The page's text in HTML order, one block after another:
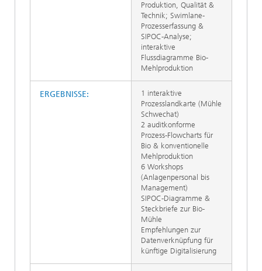
Produktion, Qualität &
Technik; Swimlane-
Prozesserfassung &
SIPOC-Analyse;
interaktive
Flussdiagramme Bio-
Mehlproduktion
ERGEBNISSE:
1 interaktive
Prozesslandkarte (Mühle
Schwechat)
2 auditkonforme
Prozess-Flowcharts für
Bio & konventionelle
Mehlproduktion
6 Workshops
(Anlagenpersonal bis
Management)
SIPOC-Diagramme &
Steckbriefe zur Bio-
Mühle
Empfehlungen zur
Datenverknüpfung für
künftige Digitalisierung